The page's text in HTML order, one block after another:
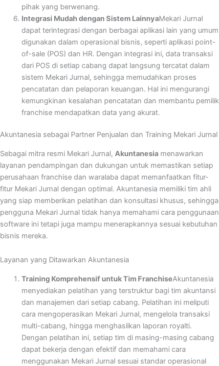
pihak yang berwenang.
Integrasi Mudah dengan Sistem LainnyaMekari Jurnal
dapat terintegrasi dengan berbagai aplikasi lain yang umum
digunakan dalam operasional bisnis, seperti aplikasi point-
of-sale (POS) dan HR. Dengan integrasi ini, data transaksi
dari POS di setiap cabang dapat langsung tercatat dalam
sistem Mekari Jurnal, sehingga memudahkan proses
pencatatan dan pelaporan keuangan. Hal ini mengurangi
kemungkinan kesalahan pencatatan dan membantu pemilik
franchise mendapatkan data yang akurat.
Akuntanesia sebagai Partner Penjualan dan Training Mekari Jurnal
Sebagai mitra resmi Mekari Jurnal, Akuntanesia menawarkan
layanan pendampingan dan dukungan untuk memastikan setiap
perusahaan franchise dan waralaba dapat memanfaatkan fitur-
fitur Mekari Jurnal dengan optimal. Akuntanesia memiliki tim ahli
yang siap memberikan pelatihan dan konsultasi khusus, sehingga
pengguna Mekari Jurnal tidak hanya memahami cara penggunaan
software ini tetapi juga mampu menerapkannya sesuai kebutuhan
bisnis mereka.
Layanan yang Ditawarkan Akuntanesia
Training Komprehensif untuk Tim FranchiseAkuntanesia
menyediakan pelatihan yang terstruktur bagi tim akuntansi
dan manajemen dari setiap cabang. Pelatihan ini meliputi
cara mengoperasikan Mekari Jurnal, mengelola transaksi
multi-cabang, hingga menghasilkan laporan royalti.
Dengan pelatihan ini, setiap tim di masing-masing cabang
dapat bekerja dengan efektif dan memahami cara
menggunakan Mekari Jurnal sesuai standar operasional